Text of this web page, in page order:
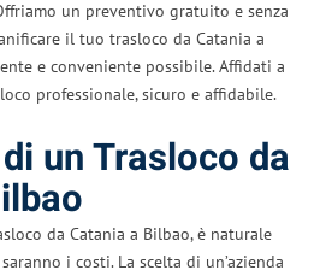
un preventivo gratuito e senza
il tuo trasloco da Catania a
e conveniente possibile. Affidati a
professionale, sicuro e affidabile.
un Trasloco da
da Catania a Bilbao, è naturale
i costi. La scelta di un’azienda